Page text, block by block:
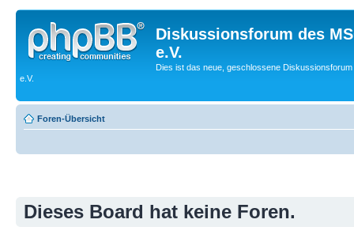
Diskussionsforum des
e.V.
Dies ist das neue, geschlossene
e.V.
Foren-Übersicht
Dieses Board hat keine Foren.